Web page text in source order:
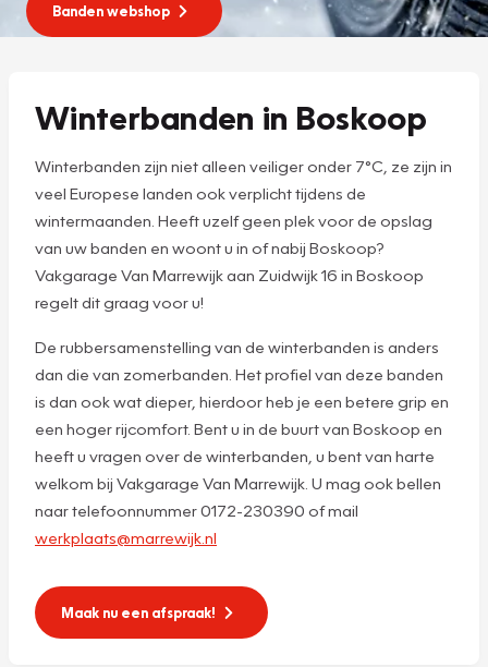
Banden webshop
Winterbanden in Boskoop
Winterbanden zijn niet alleen veiliger onder 7°C, ze zijn in
veel Europese landen ook verplicht tijdens de
wintermaanden. Heeft uzelf geen plek voor de opslag
van uw banden en woont u in of nabij Boskoop?
Vakgarage Van Marrewijk aan Zuidwijk 16 in Boskoop
regelt dit graag voor u!
De rubbersamenstelling van de winterbanden is anders
dan die van zomerbanden. Het profiel van deze banden
is dan ook wat dieper, hierdoor heb je een betere grip en
een hoger rijcomfort. Bent u in de buurt van Boskoop en
heeft u vragen over de winterbanden, u bent van harte
welkom bij Vakgarage Van Marrewijk. U mag ook bellen
naar telefoonnummer 0172-230390 of mail
werkplaats@marrewijk.nl
Maak nu een afspraak!